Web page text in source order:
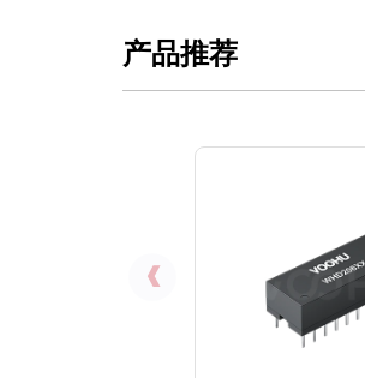
产品推荐